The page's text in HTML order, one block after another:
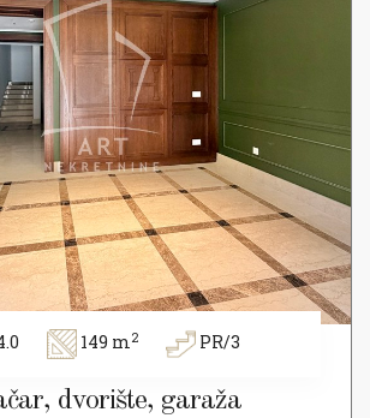
149 m2 PR/3
dvorište, garaža